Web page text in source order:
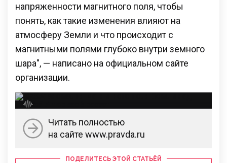
напряженности магнитного поля, чтобы
понять, как такие изменения влияют на
атмосферу Земли и что происходит с
магнитными полями глубоко внутри земного
шара", — написано на официальном сайте
организации.
Читать полностью
на сайте www.pravda.ru
ПОДЕЛИТЕСЬ ЭТОЙ СТАТЬЁЙ